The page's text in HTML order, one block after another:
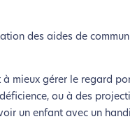
des aides de
mieux gérer le regard
ou à des
un enfant avec un